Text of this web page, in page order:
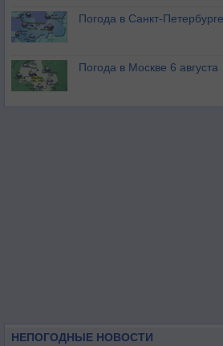
Погода в Санкт-
Погода в Москве 6 августа
НЕПОГОДНЫЕ НОВОСТИ